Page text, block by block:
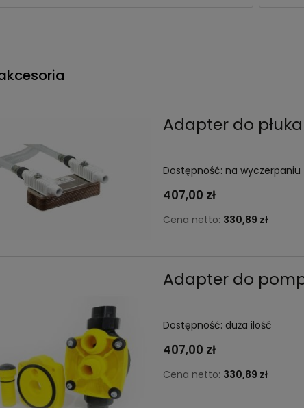
Adapter do
Dostępność: na wyczerpaniu
407,00 zł
Cena netto: 330,89 zł
Adapter do
Dostępność: duża ilość
407,00 zł
Cena netto: 330,89 zł